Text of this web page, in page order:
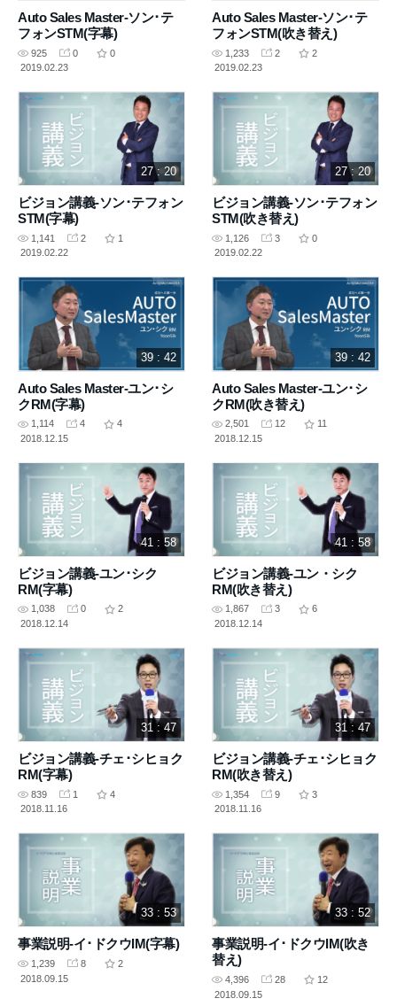
Auto Sales Master-ソン･テ
フォンSTM(字幕)
925 0
0
2019.02.23
Auto Sales Master-ソン･テ
フォンSTM(吹き替え)
1,233 2
2
2019.02.23
27 : 20
ビジョン講義-ソン･テフォン
STM(字幕)
1,141 2
1
2019.02.22
27 : 20
ビジョン講義-ソン･テフォン
STM(吹き替え)
1,126 3
0
2019.02.22
39 : 42
Auto Sales Master-ユン･シ
クRM(字幕)
1,114 4
4
2018.12.15
39 : 42
Auto Sales Master-ユン･シ
クRM(吹き替え)
2,501 12
11
2018.12.15
41 : 58
ビジョン講義-ユン･シク
RM(字幕)
1,038 0
2
2018.12.14
41 : 58
ビジョン講義-ユン・シク
RM(吹き替え)
1,867 3
6
2018.12.14
31 : 47
ビジョン講義-チェ･シヒョク
RM(字幕)
839 1
4
2018.11.16
31 : 47
ビジョン講義-チェ･シヒョク
RM(吹き替え)
1,354 9
3
2018.11.16
33 : 53
事業説明-イ･ドクウIM(字幕)
1,239 8
2
2018.09.15
33 : 52
事業説明-イ･ドクウIM(吹き
替え)
4,396 28
12
2018.09.15